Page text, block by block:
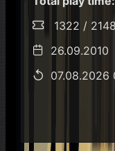
1322 /
26.09.2010
07.08.2026